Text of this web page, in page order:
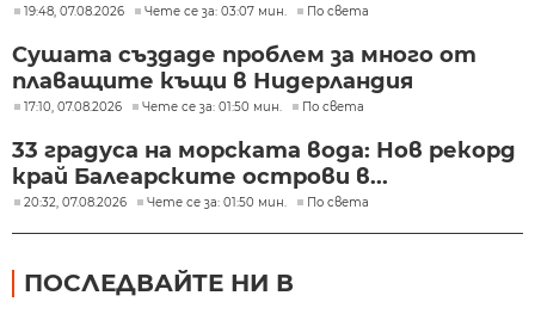
19:48, 07.08.2026 Чете се за: 03:07 мин. По света
Сушата създаде проблем за много от
плаващите къщи в Нидерландия
17:10, 07.08.2026 Чете се за: 01:50 мин. По света
33 градуса на морската вода: Нов рекорд
край Балеарските острови в...
20:32, 07.08.2026 Чете се за: 01:50 мин. По света
ПОСЛЕДВАЙТЕ НИ В